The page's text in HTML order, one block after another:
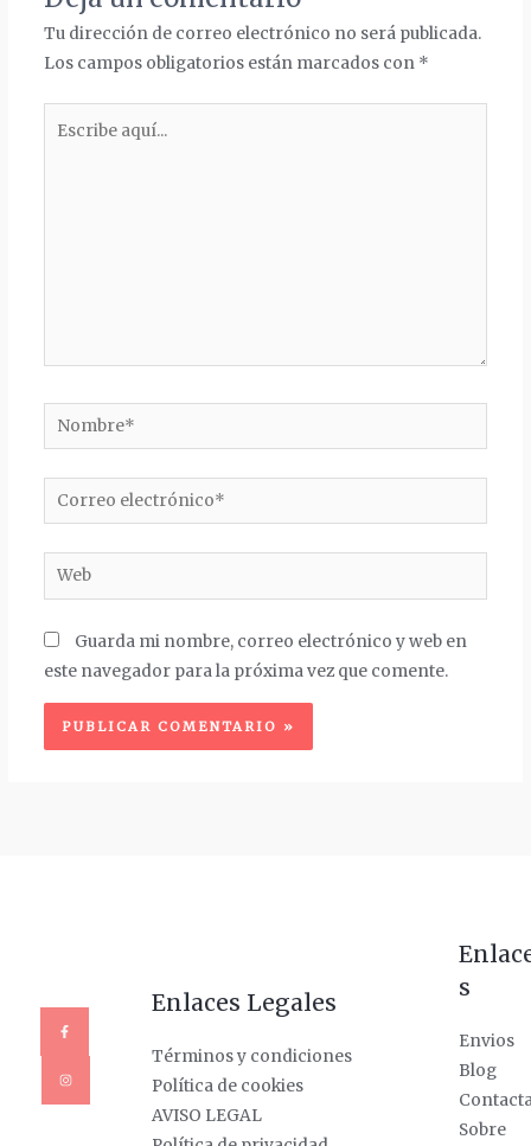
Tu dirección de correo electrónico no será publicada.
Los campos obligatorios están marcados con *
Nombre*
Correo
electrónico*
Web
Guarda mi nombre, correo electrónico y web en
este navegador para la próxima vez que comente.
Enlaces Legales
Términos y condiciones
Política de cookies
AVISO LEGAL
s
Envios
Blog
Sobre